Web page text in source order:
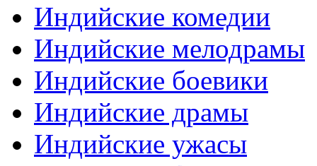
Индийские комедии
Индийские мелодрамы
Индийские боевики
Индийские драмы
Индийские ужасы